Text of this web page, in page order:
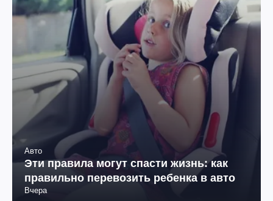
Авто
Эти правила могут спасти жизнь: как
правильно перевозить ребенка в авто
Вчера